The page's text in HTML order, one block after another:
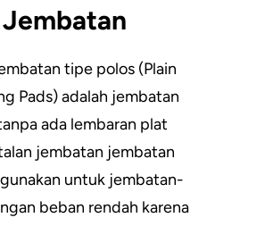
tipe polos (Plain
Pads) adalah jembatan
ada lembaran plat
jembatan jembatan
untuk jembatan-
beban rendah karena